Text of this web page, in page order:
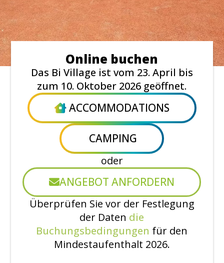
Online buchen
Das Bi Village ist vom 23. April bis
zum 10. Oktober 2026 geöffnet.
ACCOMMODATIONS
CAMPING
oder
ANGEBOT ANFORDERN
Überprüfen Sie vor der Festlegung
der Daten die
Buchungsbedingungen für den
Mindestaufenthalt 2026.